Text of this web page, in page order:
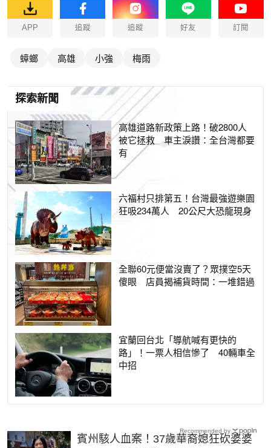
APP 追蹤 追蹤 好友 訂閱
蟑螂 高雄 小強 梅雨
探索新聞
高雄道路新政策上路！破2800人
被它拯救 車主淚讚：全台灣都要
有
六福村只排第五！台灣最強遊樂園
狂吸234萬人 20公尺大恐龍現身
全聯60元便當沒賣了？眾撲空5天
傻眼 店員揭補貨時間：一堆錯過
宜蘭回台北「導航喊有更快的
路」！一票人相信慘了 40輛車全
中招
賓州駭人血案！37歲華裔媳狂砍婆婆
Recommended by